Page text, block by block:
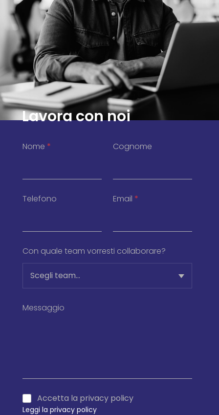
Lavora con noi
Nome * Cognome
Telefono Email *
Con quale team vorresti collaborare?
Scegli team...
Messaggio
Accetta la privacy policy
Leggi la privacy policy